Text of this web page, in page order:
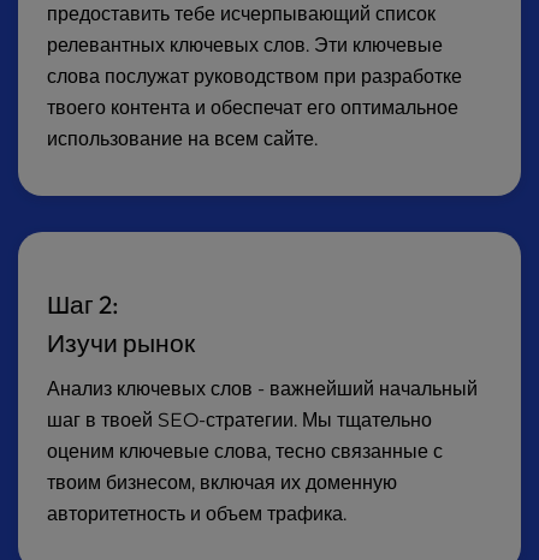
предоставить тебе исчерпывающий список
релевантных ключевых слов. Эти ключевые
слова послужат руководством при разработке
твоего контента и обеспечат его оптимальное
использование на всем сайте.
Шаг 2:
Изучи рынок
Анализ ключевых слов - важнейший начальный
шаг в твоей SEO-стратегии. Мы тщательно
оценим ключевые слова, тесно связанные с
твоим бизнесом, включая их доменную
авторитетность и объем трафика.